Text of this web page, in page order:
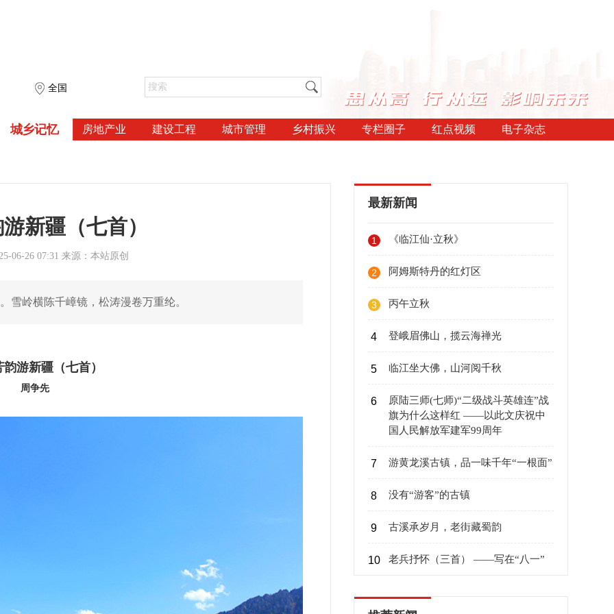
全国
城乡记忆 房地产业 建设工程 城市管理 乡村振兴 专栏圈子 红点视频 电子杂志
新疆（七首）
06-26 07:31 来源：本站原创
雪岭横陈千嶂镜，松涛漫卷万重纶。
游新疆（七首）
周争先
最新新闻
1 《临江仙·立秋》
2 阿姆斯特丹的红灯区
3 丙午立秋
4 登峨眉佛山，揽云海禅光
5 临江坐大佛，山河阅千秋
6
原陆三师(七师)“二级战斗英雄连”战
旗为什么这样红 ——以此文庆祝中
国人民解放军建军99周年
7 游黄龙溪古镇，品一味千年“一根面”
8 没有“游客”的古镇
9 古溪承岁月，老街藏蜀韵
10 老兵抒怀（三首） ——写在“八一”